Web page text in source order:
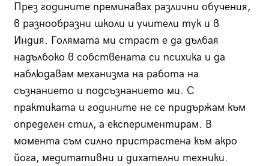
През годините преминавах различни обучения,
в разнообразни школи и учители тук и в
Индия. Голямата ми страст е да дълбая
надълбоко в собствената си психика и да
наблюдавам механизма на работа на
съзнанието и подсъзнанието ми. С
практиката и годините не се придържам към
определен стил, а експериментирам. В
момента съм силно пристрастена към акро
йога, медитативни и дихателни техники.